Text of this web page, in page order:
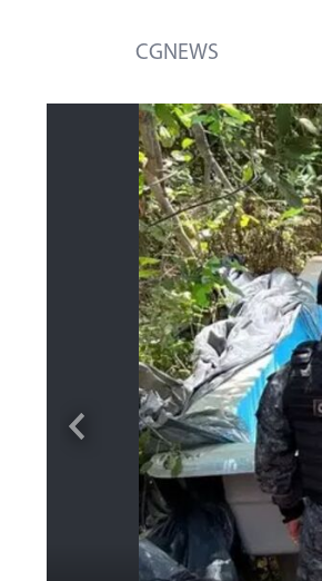
CGNEWS